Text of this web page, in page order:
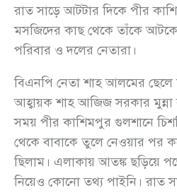
রাত সাড়ে আটটার দিকে পীর
মসজিদের কাছ থেকে তাঁকে
পরিবার ও দলের নেতারা।
বিএনপি নেতা শাহ আলমের ছেলে
আহ্বায়ক শাহ আজিজ সরকার মুন্না
সময় পীর কাশিমপুর গুলশানে
থেকে বাবাকে তুলে নেওয়ার পর
ছিলাম। এলাকায় আতঙ্ক ছড়িয়ে
নিয়েও কোনো তথ্য পাইনি। রাত